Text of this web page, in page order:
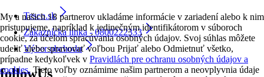
My a našich 18 partnerov ukladáme informácie v zariadení alebo k nim
pristupujeme, napríklad k jedinečným identifikátorom v súboroch
cookie, za účelom spracúvania osobných údajov. Svoj súhlas môžete
udeliť alebo spravovať voľbou Prijať alebo Odmietnuť všetko,
prípadne kedykoľvek v Pravidlách pre ochranu osobných údajov a
cookies. Tieto voľby oznámime našim partnerom a neovplyvnia údaje
Tesco.sk
Zákaznícka linka - 0800222333
Výber obchodu
followUs